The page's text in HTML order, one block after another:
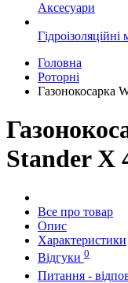
Аксесуари
Гідроізоляційні
Головна
Роторні
Газонокосарка
Stander X
Все про товар
Опис
Характеристики
Відгуки 0
Питання -